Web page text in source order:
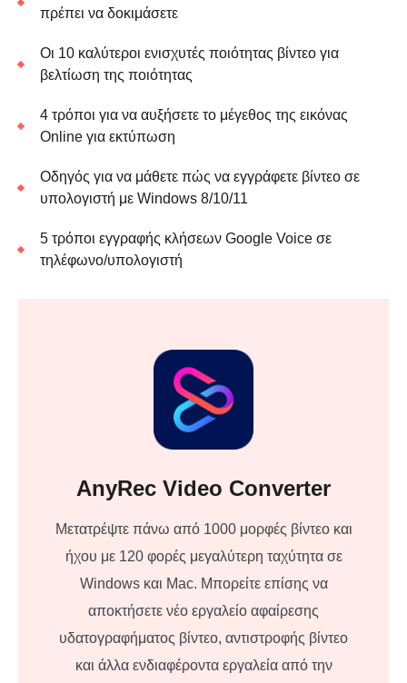
πρέπει να δοκιμάσετε
Οι 10 καλύτεροι ενισχυτές ποιότητας βίντεο για
βελτίωση της ποιότητας
4 τρόποι για να αυξήσετε το μέγεθος της εικόνας
Online για εκτύπωση
Οδηγός για να μάθετε πώς να εγγράφετε βίντεο σε
υπολογιστή με Windows 8/10/11
5 τρόποι εγγραφής κλήσεων Google Voice σε
τηλέφωνο/υπολογιστή
AnyRec Video Converter
Μετατρέψτε πάνω από 1000 μορφές βίντεο και
ήχου με 120 φορές μεγαλύτερη ταχύτητα σε
Windows και Mac. Μπορείτε επίσης να
αποκτήσετε νέο εργαλείο αφαίρεσης
υδατογραφήματος βίντεο, αντιστροφής βίντεο
και άλλα ενδιαφέροντα εργαλεία από την